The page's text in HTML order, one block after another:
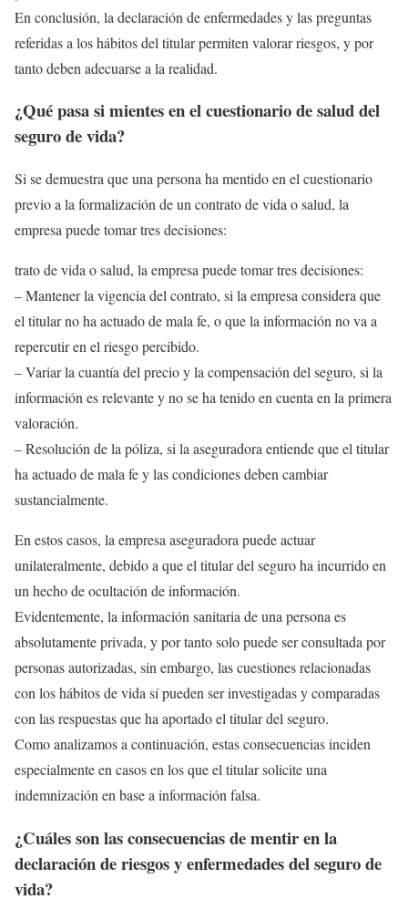
En conclusión, la declaración de enfermedades y las preguntas
referidas a los hábitos del titular permiten valorar riesgos, y por
tanto deben adecuarse a la realidad.
¿Qué pasa si mientes en el cuestionario de salud del
seguro de vida?
Si se demuestra que una persona ha mentido en el cuestionario
previo a la formalización de un contrato de vida o salud, la
empresa puede tomar tres decisiones:
trato de vida o salud, la empresa puede tomar tres decisiones:
– Mantener la vigencia del contrato, si la empresa considera que
el titular no ha actuado de mala fe, o que la información no va a
repercutir en el riesgo percibido.
– Variar la cuantía del precio y la compensación del seguro, si la
información es relevante y no se ha tenido en cuenta en la primera
valoración.
– Resolución de la póliza, si la aseguradora entiende que el titular
ha actuado de mala fe y las condiciones deben cambiar
sustancialmente.
En estos casos, la empresa aseguradora puede actuar
unilateralmente, debido a que el titular del seguro ha incurrido en
un hecho de ocultación de información.
Evidentemente, la información sanitaria de una persona es
absolutamente privada, y por tanto solo puede ser consultada por
personas autorizadas, sin embargo, las cuestiones relacionadas
con los hábitos de vida sí pueden ser investigadas y comparadas
con las respuestas que ha aportado el titular del seguro.
Como analizamos a continuación, estas consecuencias inciden
especialmente en casos en los que el titular solicite una
indemnización en base a información falsa.
¿Cuáles son las consecuencias de mentir en la
declaración de riesgos y enfermedades del seguro de
vida?